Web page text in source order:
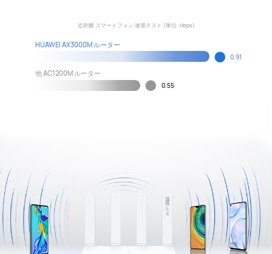
近距離 スマートフォン 速度テスト (単位: Gbps)
HUAWEI AX3000M ルーター
0.91
他 AC1200M ルーター
0.55